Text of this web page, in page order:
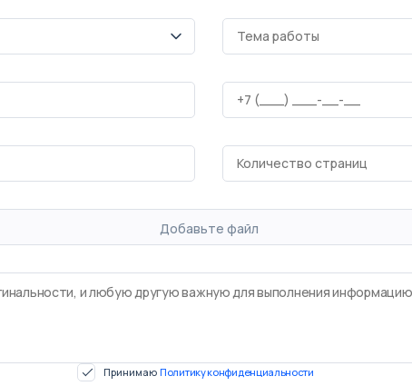
Добавьте файл
Принимаю Политику конфиденциальности